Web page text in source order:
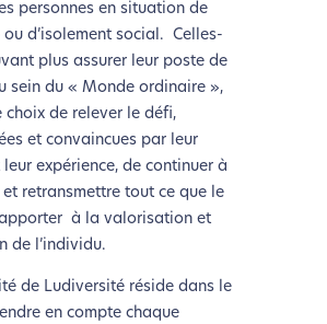
personnes en situation de
d’isolement social. Celles-
plus assurer leur poste de
sein du « Monde ordinaire »,
de relever le défi,
et convaincues par leur
expérience, de continuer à
retransmettre tout ce que le
à la valorisation et
de l’individu.
de Ludiversité réside dans le
en compte chaque